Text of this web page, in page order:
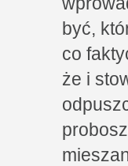
być,
co
że i